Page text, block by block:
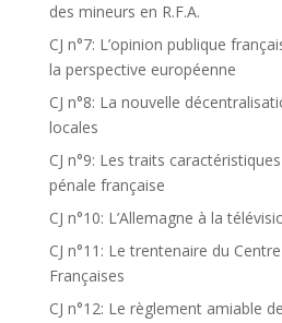
des mineurs en R.F.A.
CJ n°7: L’opinion publique
la perspective européenne
CJ n°8: La nouvelle
locales
CJ n°9: Les traits
pénale française
CJ n°10: L’Allemagne à la
CJ n°11: Le trentenaire du
Françaises
CJ n°12: Le règlement amiable